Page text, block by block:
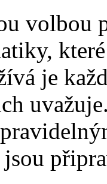
volbou
je